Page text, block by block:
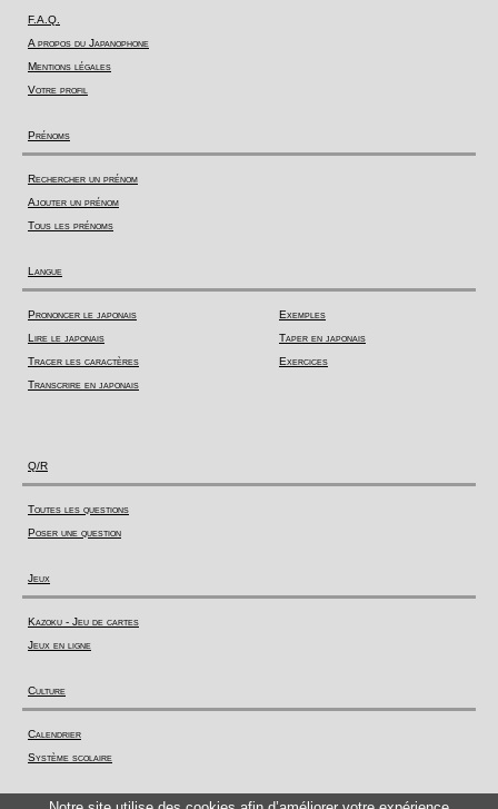
F.A.Q.
A propos du Japanophone
Mentions légales
Votre profil
Prénoms
Rechercher un prénom
Ajouter un prénom
Tous les prénoms
Langue
Prononcer le japonais
Lire le japonais
Tracer les caractères
Transcrire en japonais
Exemples
Taper en japonais
Exercices
Q/R
Toutes les questions
Poser une question
Jeux
Kazoku - Jeu de cartes
Jeux en ligne
Culture
Calendrier
Système scolaire
Actualité